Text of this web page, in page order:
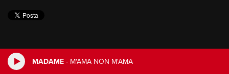
MADAME - M'AMA NON M'AMA